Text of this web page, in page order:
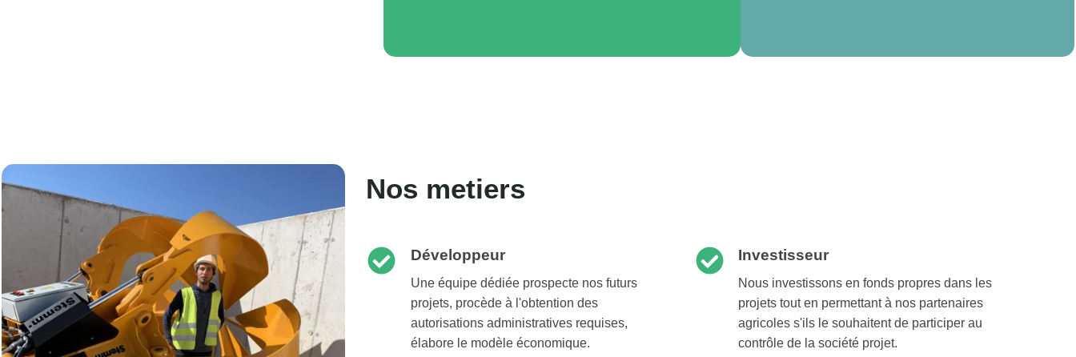
Nos metiers
Développeur
Une équipe dédiée prospecte nos futurs
projets, procède à l'obtention des
autorisations administratives requises,
élabore le modèle économique.
Investisseur
Nous investissons en fonds propres dans les
projets tout en permettant à nos partenaires
agricoles s'ils le souhaitent de participer au
contrôle de la société projet.